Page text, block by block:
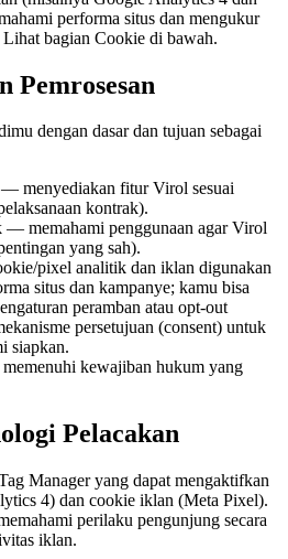
performa situs dan mengukur
bagian Cookie di bawah.
Pemrosesan
dengan dasar dan tujuan sebagai
— menyediakan fitur Virol sesuai
kontrak).
— memahami penggunaan agar Virol
yang sah).
pixel analitik dan iklan digunakan
situs dan kampanye; kamu bisa
peramban atau opt-out
persetujuan (consent) untuk
siapkan.
kewajiban hukum yang
Pelacakan
Manager yang dapat mengaktifkan
4) dan cookie iklan (Meta Pixel).
perilaku pengunjung secara
iklan.